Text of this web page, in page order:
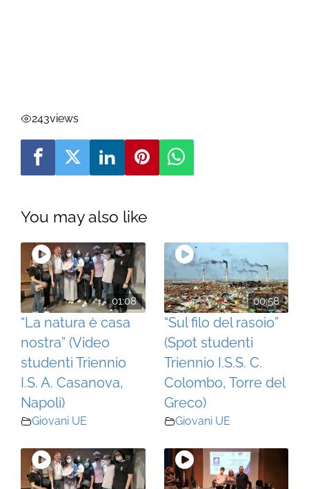
243views
You may also like
01:08
“La natura è casa
nostra” (Video
studenti Triennio
I.S. A. Casanova,
Napoli)
Giovani UE
00:58
“Sul filo del rasoio”
(Spot studenti
Triennio I.S.S. C.
Colombo, Torre del
Greco)
Giovani UE